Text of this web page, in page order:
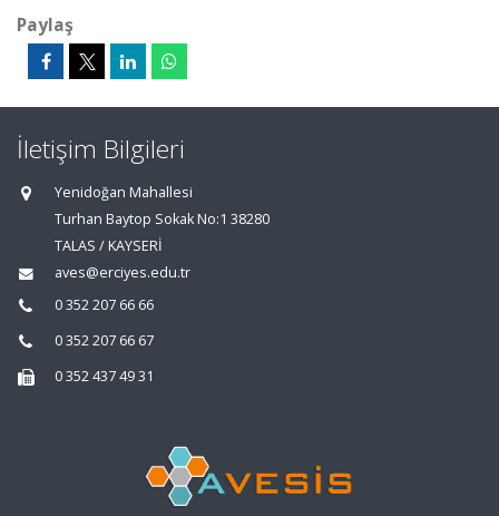
Paylaş
İletişim Bilgileri
Yenidoğan Mahallesi
Turhan Baytop Sokak No:1 38280
TALAS / KAYSERİ
aves@erciyes.edu.tr
0 352 207 66 66
0 352 207 66 67
0 352 437 49 31